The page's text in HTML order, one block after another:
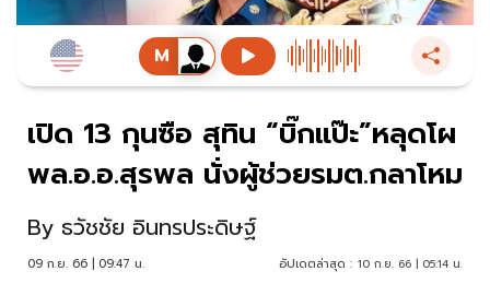
เปิด 13 กุนซือ สุทิน “บิ๊กแป๊ะ”หลุดโผ
พล.อ.อ.สุรพล นั่งผู้ช่วยรมต.กลาโหม
By ธวัชชัย อินทรประดิษฐ์
09 ก.ย. 66 | 09:47 น. อัปเดตล่าสุด : 10 ก.ย. 66 | 05:14 น.